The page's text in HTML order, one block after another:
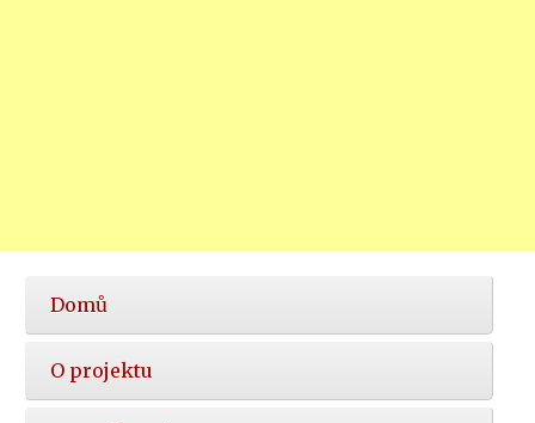
Hlavní
nabídka
Domů
O projektu